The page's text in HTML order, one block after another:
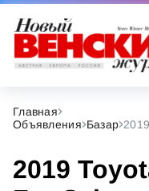
Главная
Объявления Базар
2019